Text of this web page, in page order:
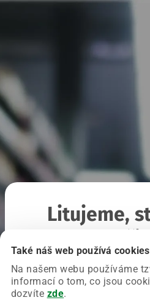
Také náš web používá cookies
Na našem webu používáme
informací o tom, co jsou
dozvíte zde.
Litujeme,
Chyba nastala na naší
Zkuste prosím znovu načíst